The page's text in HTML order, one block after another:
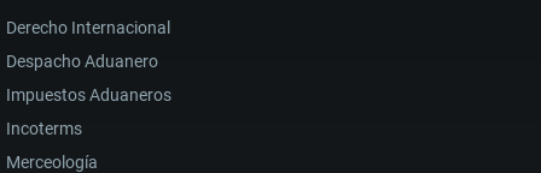
Derecho Internacional
Despacho Aduanero
Impuestos Aduaneros
Incoterms
Merceología